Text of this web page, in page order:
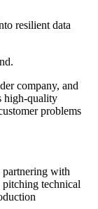
resilient data
company, and
high-quality
problems
with
pitching technical